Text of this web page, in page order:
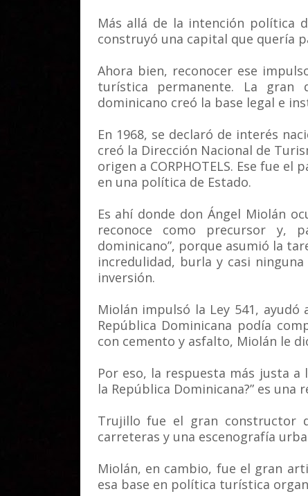
Más allá de la intención política
construyó una capital que quería
Ahora bien, reconocer ese
turística permanente. La gran
dominicano creó la base legal e
En 1968, se declaró de interés
creó la Dirección Nacional de
origen a CORPHOTELS. Ese fue
en una política de Estado.
Es ahí donde don Ángel Miolán
reconoce como precursor y,
dominicano”, porque asumió la
incredulidad, burla y casi
inversión.
Miolán impulsó la Ley 541,
República Dominicana podía
con cemento y asfalto, Miolán le
Por eso, la respuesta más justa
la República Dominicana?” es una
Trujillo fue el gran constructor
carreteras y una escenografía
Miolán, en cambio, fue el gran
esa base en política turística